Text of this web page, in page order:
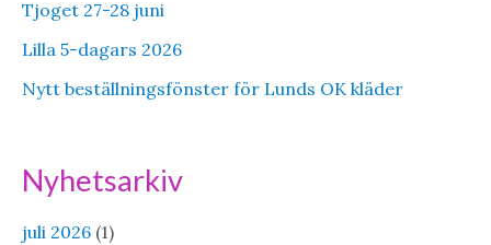
Tjoget 27-28 juni
Lilla 5-dagars 2026
Nytt beställningsfönster för Lunds OK kläder
Nyhetsarkiv
juli 2026 (1)